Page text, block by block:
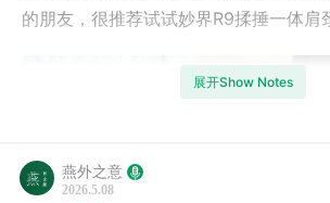
的朋友，很推荐试试妙界R9揉捶一体肩
展开Show Notes
燕外之意
2026.5.08